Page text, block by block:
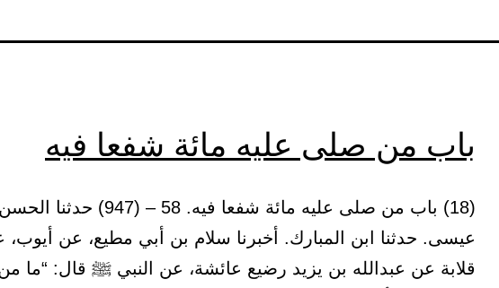
باب من صلى عليه مائة شفعا فيه
(18) باب من صلى عليه مائة شفعا فيه. 58 – (947)
عيسى. حدثنا ابن المبارك. أخبرنا سلام بن أبي مطيع، عن أيوب،
قلابة عن عبدالله بن يزيد رضيع عائشة، عن النبي ﷺ قال: “ما